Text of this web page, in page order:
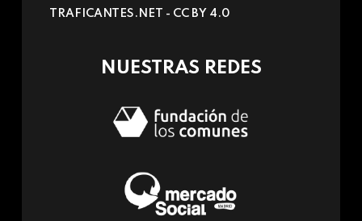
e-
TRAFICANTES.NET - CC BY 4.0
NUESTRAS REDES